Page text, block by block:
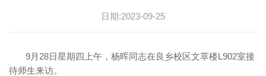
日期:2023-09-25
9月28日星期四上午，杨晖同志在良乡校区文萃楼L902室接
待师生来访。